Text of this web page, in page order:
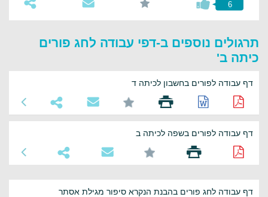
6
תרגולים נוספים ב-דפי עבודה לחג פורים
כיתה ב'
דף עבודה לפורים בחשבון לכיתה ד
דף עבודה לפורים בשפה לכיתה ב
דף עבודה לחג פורים בהבנת הנקרא סיפור מגילת אסתר